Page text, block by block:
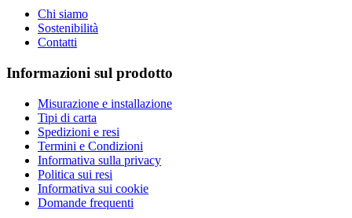
Chi siamo
Sostenibilità
Contatti
Informazioni sul prodotto
Misurazione e installazione
Tipi di carta
Spedizioni e resi
Termini e Condizioni
Informativa sulla privacy
Politica sui resi
Informativa sui cookie
Domande frequenti